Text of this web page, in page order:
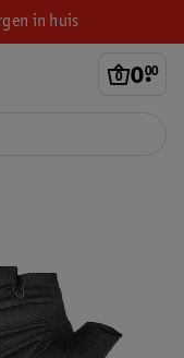
in huis
0.
00